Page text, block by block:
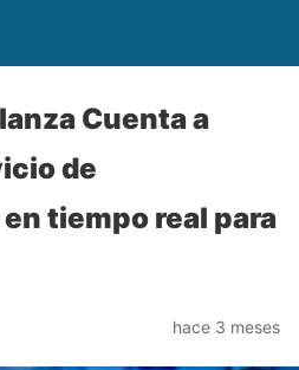
Cuenta a
de
tiempo real para
hace 3 meses